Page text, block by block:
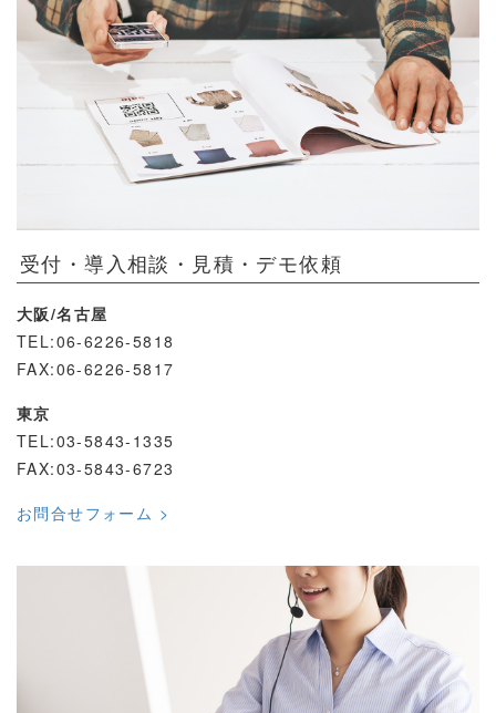
受付・導入相談・見積・デモ依頼
大阪/名古屋
TEL:06-6226-5818
FAX:06-6226-5817
東京
TEL:03-5843-1335
FAX:03-5843-6723
お問合せフォーム >